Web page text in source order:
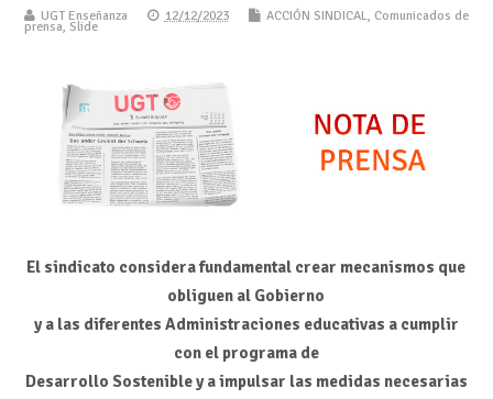
UGT Enseñanza 12/12/2023 ACCIÓN SINDICAL, Comunicados de
prensa, Slide
El sindicato considera fundamental crear mecanismos que
obliguen al Gobierno
y a las diferentes Administraciones educativas a cumplir
con el programa de
Desarrollo Sostenible y a impulsar las medidas necesarias